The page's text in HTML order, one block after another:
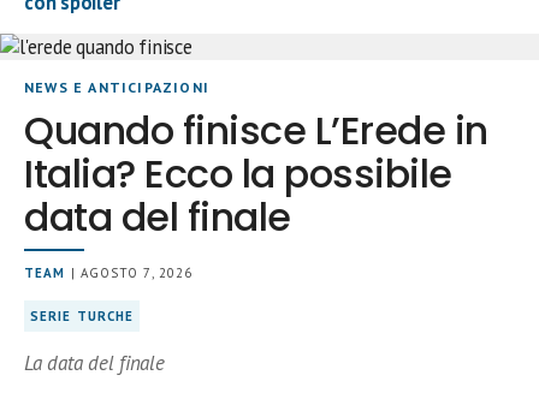
NEWS E ANTICIPAZIONI
Quando finisce L’Erede in
Italia? Ecco la possibile
data del finale
TEAM | AGOSTO 7, 2026
SERIE TURCHE
La data del finale